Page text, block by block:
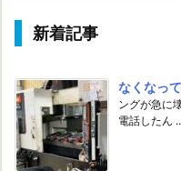
新着記事
なくなっ
ングが急に
電話したん